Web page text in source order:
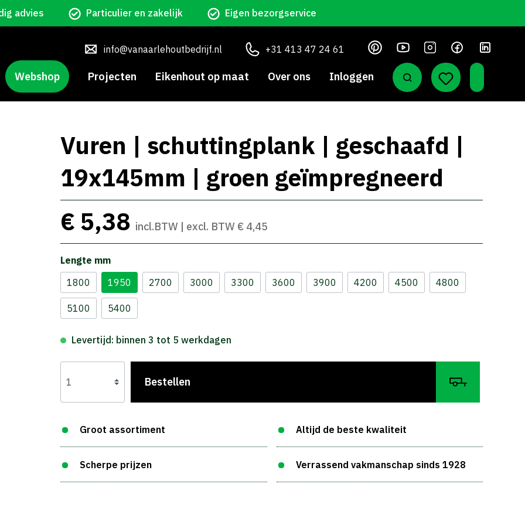
advies Particulier en zakelijk Eigen bezorgservice
info@vanaarlehoutbedrijf.nl +31 413 47 24 61
Webshop Projecten Eikenhout op maat Over ons Inloggen
Vuren | schuttingplank | geschaafd |
19x145mm | groen geïmpregneerd
€ 5,38 incl.BTW | excl. BTW € 4,45
Lengte mm
1800
1950 2700 3000 3300 3600 3900 4200 4500 4800
5100 5400
Levertijd: binnen 3 tot 5 werkdagen
Bestellen
Groot assortiment
Scherpe prijzen
Altijd de beste kwaliteit
Verrassend vakmanschap sinds 1928